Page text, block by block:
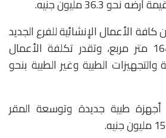
36.3 مليون جنيه.
الأعمال الإنشائية للفرع الجديد
بمساحة إجمالية 16400 متر مربع، وتقدر تكلفة الأعمال
والتجهيزات الطبية وغير الطبية بنحو
أجهزة طبية جديدة وتوسعة المقر